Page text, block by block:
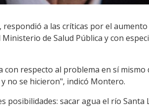
respondió a las críticas por el
de Salud Pública y con
respecto al problema en sí
no se hicieron", indicó Montero.
sacar agua el río Santa